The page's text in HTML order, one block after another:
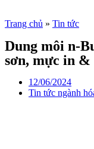
Trang chủ » Tin tức
Dung môi n-
sơn, mực in &
12/06/2024
Tin tức ngành